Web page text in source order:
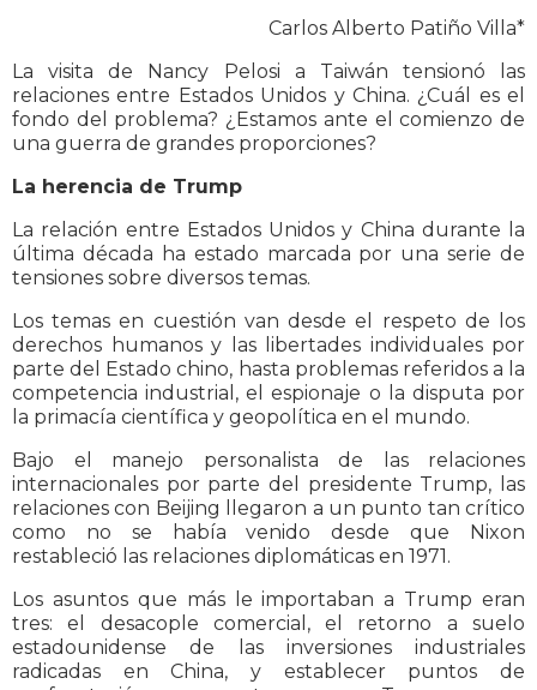
Carlos Alberto Patiño Villa*
La visita de Nancy Pelosi a Taiwán tensionó las
relaciones entre Estados Unidos y China. ¿Cuál es el
fondo del problema? ¿Estamos ante el comienzo de
una guerra de grandes proporciones?
La herencia de Trump
La relación entre Estados Unidos y China durante la
última década ha estado marcada por una serie de
tensiones sobre diversos temas.
Los temas en cuestión van desde el respeto de los
derechos humanos y las libertades individuales por
parte del Estado chino, hasta problemas referidos a la
competencia industrial, el espionaje o la disputa por
la primacía científica y geopolítica en el mundo.
Bajo el manejo personalista de las relaciones
internacionales por parte del presidente Trump, las
relaciones con Beijing llegaron a un punto tan crítico
como no se había venido desde que Nixon
restableció las relaciones diplomáticas en 1971.
Los asuntos que más le importaban a Trump eran
tres: el desacople comercial, el retorno a suelo
estadounidense de las inversiones industriales
radicadas en China, y establecer puntos de